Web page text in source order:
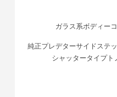
ガラス系ボディー
純正プレデターサイドステ
シャッタータイプト